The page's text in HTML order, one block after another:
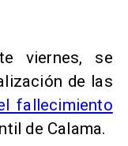
viernes, se
de las
fallecimiento
de Calama.